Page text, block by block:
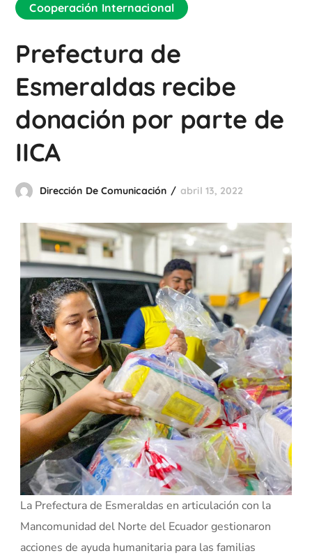
Cooperación Internacional
Prefectura de
Esmeraldas recibe
donación por parte de
IICA
Dirección De Comunicación abril 13, 2022
La Prefectura de Esmeraldas en articulación con la
Mancomunidad del Norte del Ecuador gestionaron
acciones de ayuda humanitaria para las familias